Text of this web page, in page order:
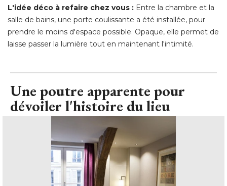
L'idée déco à refaire chez vous : Entre la chambre et la
salle de bains, une porte coulissante a été installée, pour
prendre le moins d'espace possible. Opaque, elle permet de
laisse passer la lumière tout en maintenant l'intimité.
Une poutre apparente pour
dévoiler l'histoire du lieu